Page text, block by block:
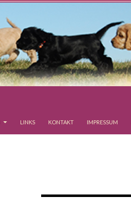
LINKS KONTAKT IMPRESSUM